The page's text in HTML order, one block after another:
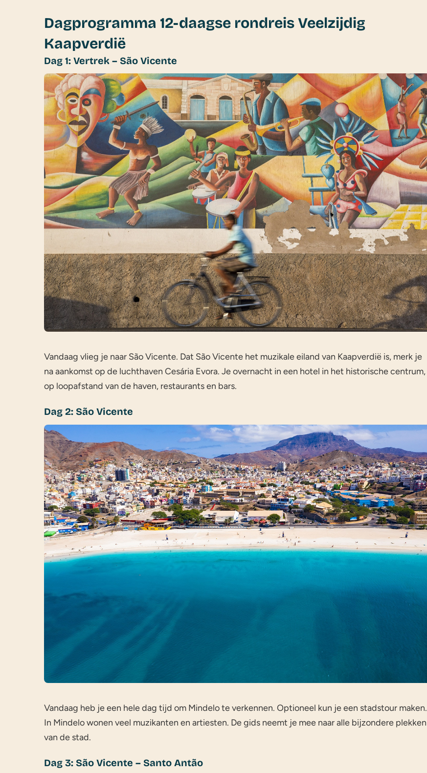
Dagprogramma 12-daagse rondreis Veelzijdig
Kaapverdië
Dag 1: Vertrek – São Vicente
Vandaag vlieg je naar São Vicente. Dat São Vicente het muzikale eiland van Kaapverdië is, merk je
na aankomst op de luchthaven Cesária Evora. Je overnacht in een hotel in het historische centrum,
op loopafstand van de haven, restaurants en bars.
Dag 2: São Vicente
Vandaag heb je een hele dag tijd om Mindelo te verkennen. Optioneel kun je een stadstour maken.
In Mindelo wonen veel muzikanten en artiesten. De gids neemt je mee naar alle bijzondere plekken
van de stad.
Dag 3: São Vicente – Santo Antão